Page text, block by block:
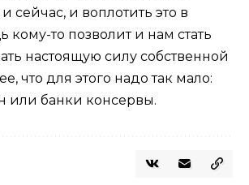
сейчас, и воплотить это в
то позволит и нам стать
настоящую силу собственной
что для этого надо так мало:
или банки консервы.